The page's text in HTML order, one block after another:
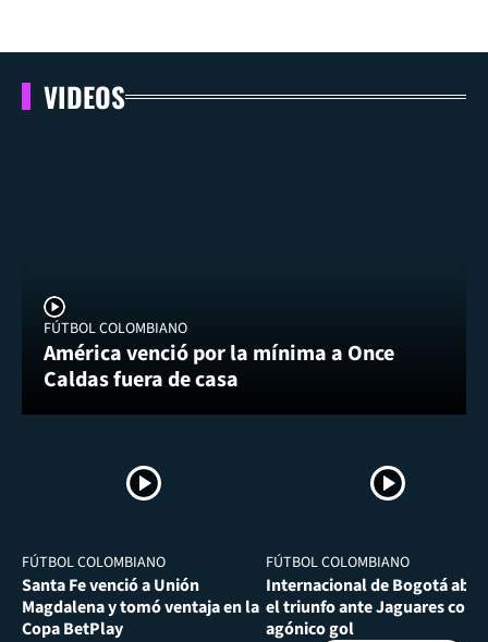
VIDEOS
FÚTBOL COLOMBIANO
América venció por la mínima a Once
Caldas fuera de casa
FÚTBOL COLOMBIANO
Santa Fe venció a Unión
Magdalena y tomó ventaja en la
Copa BetPlay
FÚTBOL COLOMBIANO
Internacional de Bogotá
el triunfo ante Jaguares con
agónico gol